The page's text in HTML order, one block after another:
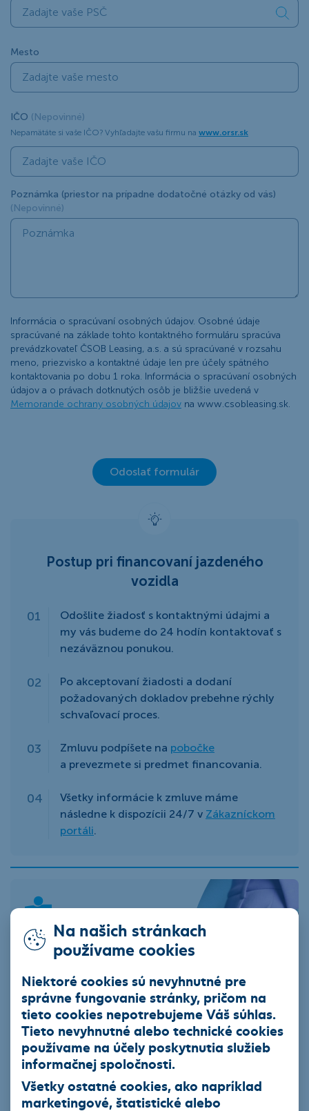
Mesto
IČO (Nepovinné)
Nepamätáte si vaše IČO? Vyhľadajte vašu firmu na www.orsr.sk
Poznámka (priestor na prípadne dodatočné otázky od vás)
(Nepovinné)
Informácia o spracúvaní osobných údajov. Osobné údaje
spracúvané na základe tohto kontaktného formuláru spracúva
prevádzkovateľ ČSOB Leasing, a.s. a sú spracúvané v rozsahu
meno, priezvisko a kontaktné údaje len pre účely spätného
kontaktovania po dobu 1 roka. Informácia o spracúvaní osobných
údajov a o právach dotknutých osôb je bližšie uvedená v
Memorande ochrany osobných údajov na www.csobleasing.sk.
Odoslať formulár
Postup pri financovaní jazdeného
vozidla
Odošlite žiadosť s kontaktnými údajmi a
my vás budeme do 24 hodín kontaktovať s
nezáväznou ponukou.
Po akceptovaní žiadosti a dodaní
požadovaných dokladov prebehne rýchly
schvaľovací proces.
Zmluvu podpíšete na pobočke
a prevezmete si predmet financovania.
Všetky informácie k zmluve máme
následne k dispozícii 24/7 v Zákazníckom
portáli.
Digitálny účet navždy bez
poplatkov za vedenie
Chcem Smart účet
Jazdené vozidlá z repredaja
Osobné a úžitkové vozidlá Motocykle
Na našich stránkach
používame cookies
Niektoré cookies sú nevyhnutné pre
správne fungovanie stránky, pričom na
tieto cookies nepotrebujeme Váš súhlas.
Tieto nevyhnutné alebo technické cookies
používame na účely poskytnutia služieb
informačnej spoločnosti.
Všetky ostatné cookies, ako napríklad
marketingové, štatistické alebo